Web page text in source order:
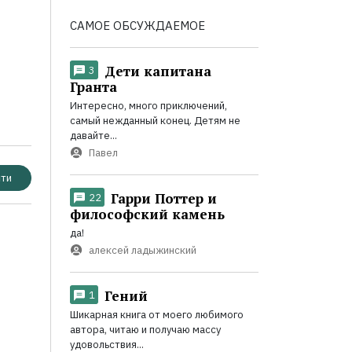
САМОЕ ОБСУЖДАЕМОЕ
3
Дети капитана
Гранта
Интересно, много приключений,
самый нежданный конец. Детям не
давайте...
Павел
22
Гарри Поттер и
философский камень
да!
алексей ладыжинский
1 Гений
Шикарная книга от моего любимого
автора, читаю и получаю массу
удовольствия...